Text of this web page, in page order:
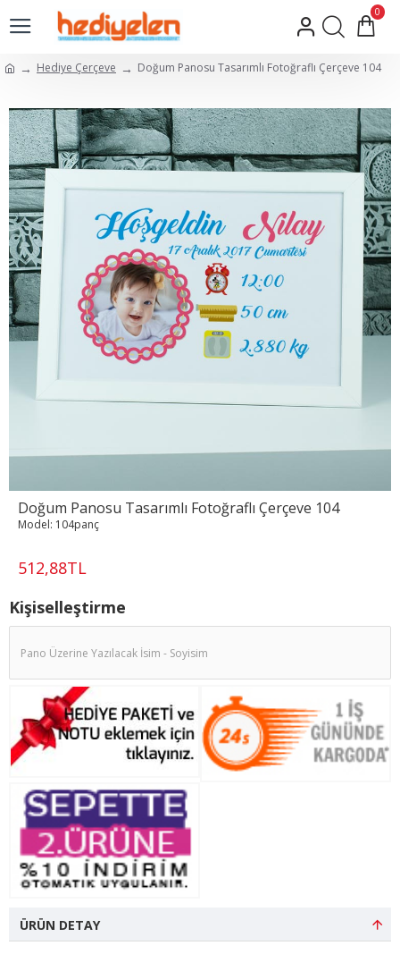
0
Hediye Çerçeve Doğum Panosu Tasarımlı Fotoğraflı Çerçeve 104
Doğum Panosu Tasarımlı Fotoğraflı Çerçeve 104
512,88TL
Model: 104panç
Kişiselleştirme
ÜRÜN DETAY